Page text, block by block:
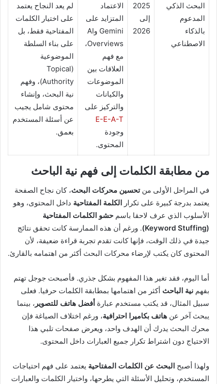
البحث الذكي
المدعوم
بالذكاء
الاصطناعي
2025
إلى
2026
الاعتماد
المتزايد على
Gemini وAI
Overviews،
مع فهم
العلاقات بين
الموضوعات
والكيانات
والتركيز على
E-E-A-T
وجودة
المحتوى.
لم يعد النجاح يعتمد
على اختيار الكلمات
المفتاحية فقط، بل
على بناء السلطة
الموضوعية
(Topical
Authority)، وفهم
نية البحث، وإنشاء
محتوى شامل يجيب
عن أسئلة المستخدم
بعمق.
من مطابقة الكلمات إلى فهم نية الباحث
في المراحل الأولى منتحسين محركات البحث، كان نجاح الصفحة
يعتمد بدرجة كبيرة على تكرار
الكلمة المفتاحية داخل المحتوى، وهو
الأسلوب الذي عرف لاحقا باسم حشو الكلمات المفتاحية
(Keyword Stuffing)
. ورغم أن هذه الممارسة كانت تحقق نتائج
جيدة في ذلك الوقت، فإنها كانت تقدم تجربة قراءة ضعيفة، لأن
المحتوى كان يكتب لإرضاء محركات البحث أكثر من اهتمامه بالقارئ.
أما اليوم، فقد تغير هذا المفهوم بشكل جذري. فأصبحت جوجل تهتم
بفهم نية الباحث أكثر من اهتمامها بمطابقة الكلمات حرفيا. فعلى
سبيل المثال، قد يكتب مستخدم عبارة أفضل هاتف للتصوير ، بينما
يبحث آخر عن هاتف بكاميرا احترافية، ورغم اختلاف الصياغة فإن
محرك البحث يدرك أن الهدف واحد، ويعرض صفحات تلبي هذا
الاحتياج دون اشتراط تكرار جميع العبارات داخل المحتوى.
ولهذا أصبح البحث عن الكلمات المفتاحية يعتمد على فهم احتياجات
المستخدم، وتحليل الأسئلة التي يطرحها، واختيار الكلمات والعبارات